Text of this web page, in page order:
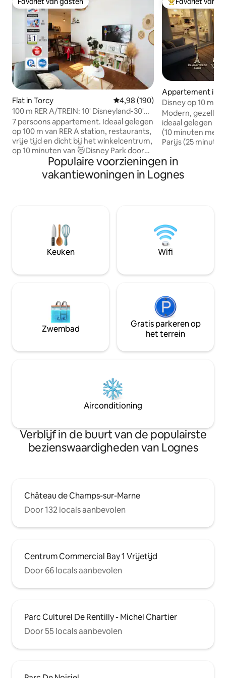
Favoriet van gasten
Flat in Torcy Gemiddelde beoordeling van
4,98 (190)
100 m RER A/TREIN: 10' Disneyland-30'
Parijs/2*Cars
7 persoons appartement. Ideaal gelegen
op 100 m van RER A station, restaurants,
vrije tijd en dicht bij het winkelcentrum,
op 10 minuten van 😻Disney Park door
RER A, Vallee Village Shopping en 35
minuten van 🇫🇷 Parijs. - 3
kamers,volledig uitgerust op de begane
tweepersoons bed -1
tweepersoonsslaapbank en 1
eenpersoonsbank. - Babyparasolbed. 2
plaatsen Gratis parkeren
Uitchecken voor 11.00 uur
Topfavoriet van
Appartement in
Disney op 10 min.
Parking | Dicht bij
Modern, gezellig
ideaal gelegen
(10 minuten met
Parijs (25
een slim slot, op
lopen van het
met prachtig
hebt voor een
reist als gezin, als
Populaire voorzieningen in
vakantiewoningen in Lognes
Keuken Wifi
Zwembad
Gratis parkeren op
het terrein
Airconditioning
Verblijf in de buurt van de populairste
bezienswaardigheden van Lognes
Château de Champs-sur-Marne
Door 132 locals aanbevolen
Centrum Commercial Bay 1 Vrijetijd
Door 66 locals aanbevolen
Parc Culturel De Rentilly - Michel Chartier
Door 55 locals aanbevolen